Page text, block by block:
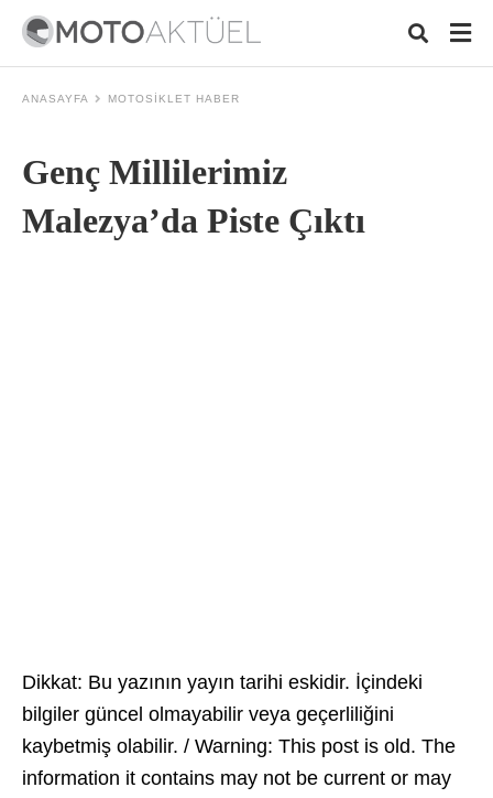
ANASAYFA MOTOSIKLET HABER
Genç Millilerimiz
Malezya’da Piste Çıktı
Dikkat: Bu yazının yayın tarihi eskidir. İçindeki
bilgiler güncel olmayabilir veya geçerliliğini
kaybetmiş olabilir. / Warning: This post is old. The
information it contains may not be current or may